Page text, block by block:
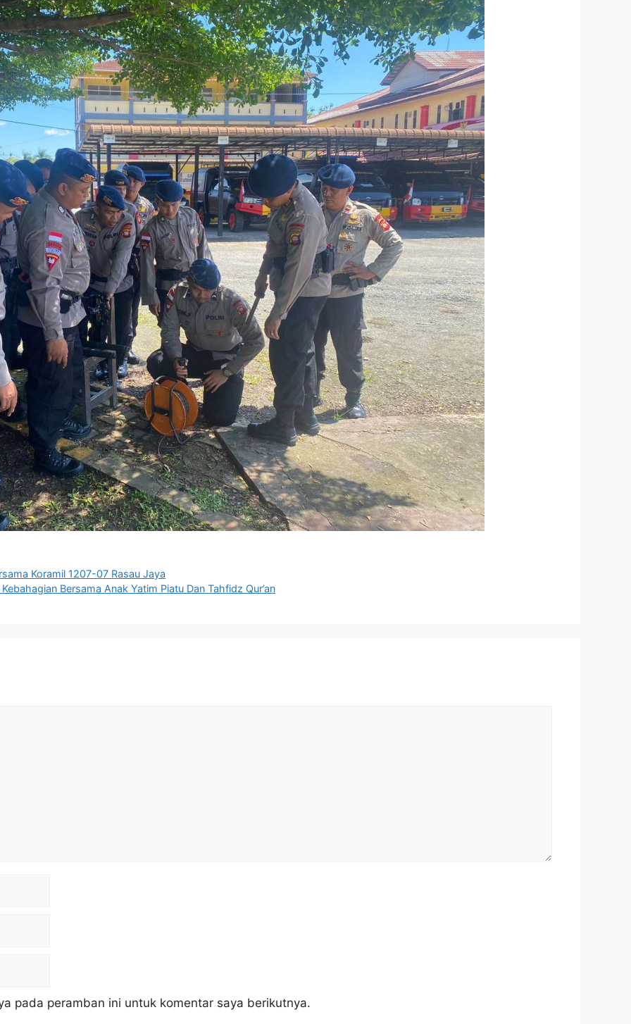
Koramil 1207-07 Rasau Jaya
Bersama Anak Yatim Piatu Dan Tahfidz Qur’an
pada peramban ini untuk komentar saya berikutnya.